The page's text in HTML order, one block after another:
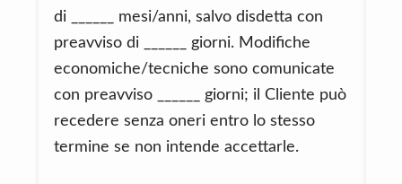
di ______ mesi/anni, salvo disdetta con
preavviso di ______ giorni. Modifiche
economiche/tecniche sono comunicate
con preavviso ______ giorni; il Cliente può
recedere senza oneri entro lo stesso
termine se non intende accettarle.